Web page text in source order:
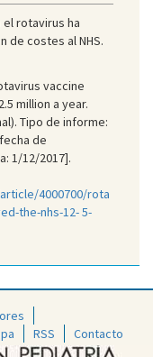
el rotavirus ha
de costes al NHS.
vaccine
million a year.
Tipo de informe:
de
1/12/2017].
4000700/rota
the-nhs-12- 5-
RSS Contacto